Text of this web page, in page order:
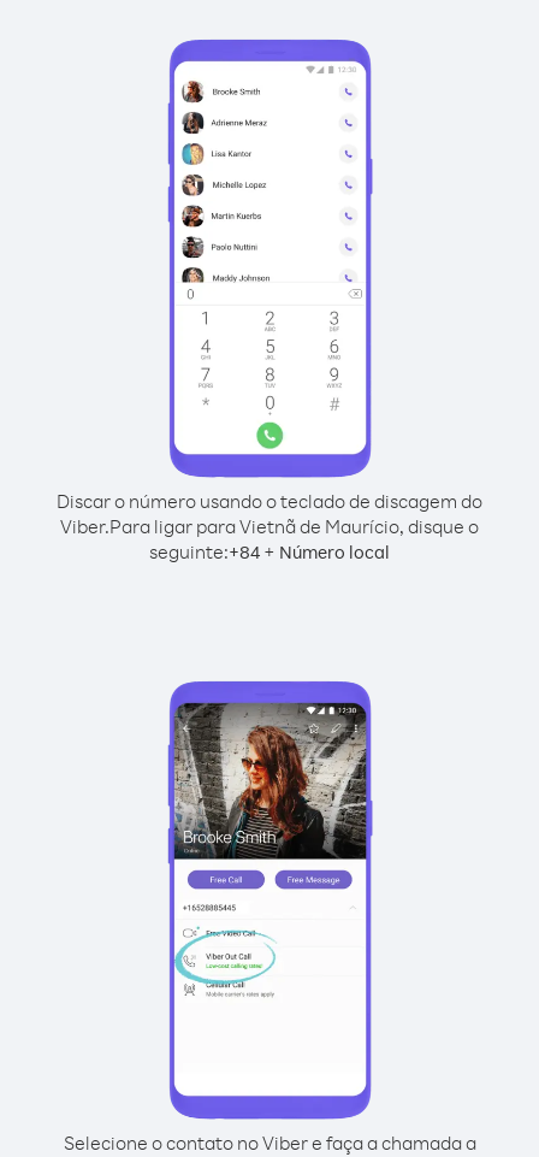
Discar o número usando o teclado de discagem do
Viber.Para ligar para Vietnã de Maurício, disque o
seguinte:+84 + Número local
Selecione o contato no Viber e faça a chamada a